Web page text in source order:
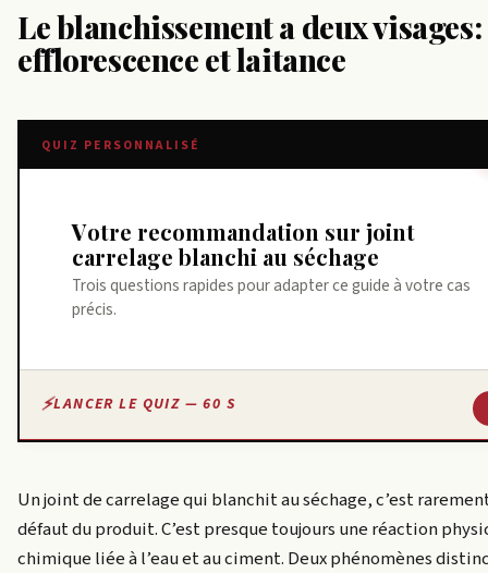
Le blanchissement a deux visages:
efflorescence et laitance
QUIZ PERSONNALISÉ
Votre recommandation sur joint
carrelage blanchi au séchage
Trois questions rapides pour adapter ce guide à votre cas
précis.
LANCER LE QUIZ — 60 S
Un joint de carrelage qui blanchit au séchage, c’est
défaut du produit. C’est presque toujours une réaction
chimique liée à l’eau et au ciment. Deux phénomènes